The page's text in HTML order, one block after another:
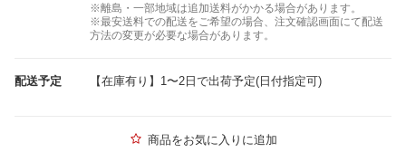
※離島・一部地域は追加送料がかかる場合があります。
※最安送料での配送をご希望の場合、注文確認画面にて配送
方法の変更が必要な場合があります。
配送予定 【在庫有り】1〜2日で出荷予定(日付指定可)
商品をお気に入りに追加